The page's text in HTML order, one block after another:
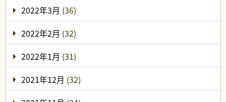
2022年3月 (36)
2022年2月 (32)
2022年1月 (31)
2021年12月 (32)